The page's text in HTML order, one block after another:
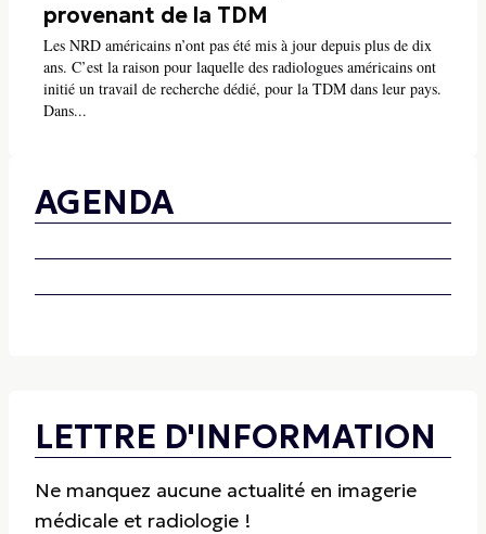
provenant de la TDM
Les NRD américains n’ont pas été mis à jour depuis plus de dix
ans. C’est la raison pour laquelle des radiologues américains ont
initié un travail de recherche dédié, pour la TDM dans leur pays.
Dans...
AGENDA
LETTRE D'INFORMATION
Ne manquez aucune actualité en imagerie
médicale et radiologie !